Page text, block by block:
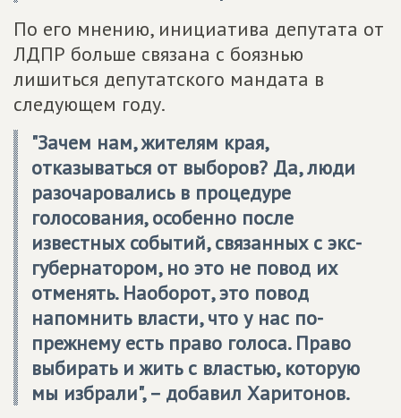
По его мнению, инициатива депутата от
ЛДПР больше связана с боязнью
лишиться депутатского мандата в
следующем году.
"Зачем нам, жителям края,
отказываться от выборов? Да, люди
разочаровались в процедуре
голосования, особенно после
известных событий, связанных с экс-
губернатором, но это не повод их
отменять. Наоборот, это повод
напомнить власти, что у нас по-
прежнему есть право голоса. Право
выбирать и жить с властью, которую
мы избрали", – добавил Харитонов.